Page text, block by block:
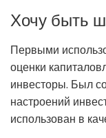
Хочу быть
Первыми
оценки
инвесторы. Был
настроений
использован в